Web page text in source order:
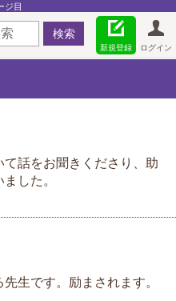
ジ目
ログイン
新規登録
話をお聞きくださり、助
した。
生です。励まされます。